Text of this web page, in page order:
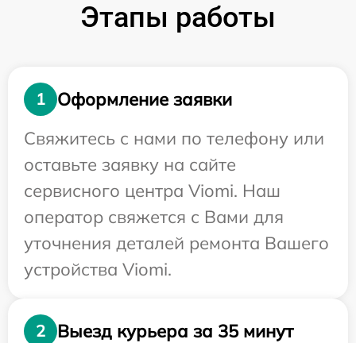
Этапы работы
1
Оформление заявки
Свяжитесь с нами по телефону или
оставьте заявку на сайте
сервисного центра Viomi. Наш
оператор свяжется с Вами для
уточнения деталей ремонта Вашего
устройства Viomi.
2 Выезд курьера за 35 минут